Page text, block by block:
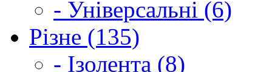
- Універсальні (6)
Різне (135)
- Ізолента (8)